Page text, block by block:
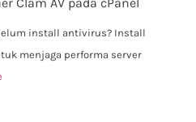
install antivirus? Install
menjaga performa server